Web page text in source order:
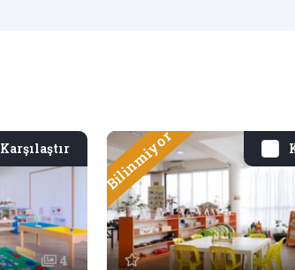
Karşılaştır
4
Bilinmiyor